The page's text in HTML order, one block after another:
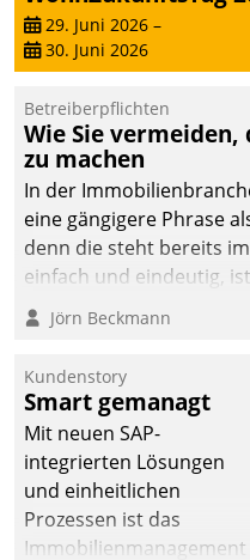
29. Juni 2026 –
30. Juni 2026
Betreiberpflichten
Wie Sie
zu machen
In der
eine gängigere Phrase
denn die steht bereits
einfach und eindeutig,
Branchenbeschäftigte
Verantwortung folgen
Jörn Beckmann
Kundenstory
Smart gemanagt
Mit neuen SAP-
integrierten Lösungen
und einheitlichen
Prozessen ist das
Immobilienmanagement